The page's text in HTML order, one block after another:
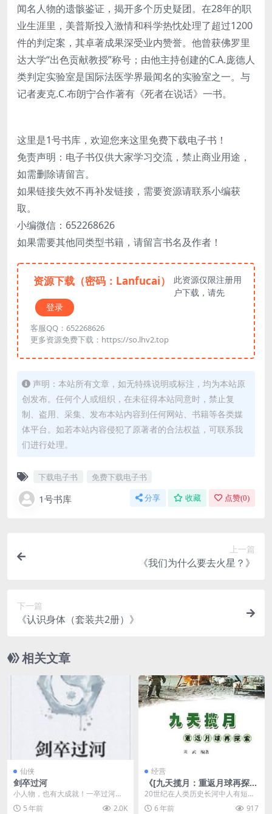
闻名人物的遗骸鉴证，揭开多个历史疑团。在28年的职
业生涯里，美普斯投入激情和科学热忱处理了超过1200
件的判定案，其卓著成果深受业内赞誉。他曾获佛罗里
达大学“出色贡献教授”称号；由他主持创建的C.A.庞德人
类判定实验室是国际法医学界最闻名的实验室之一。与
记者麦克.C.布朗宁合作著有《死者在说话》一书。
这里是1号书库，欢迎您来这里免费下载电子书！
免责声明：电子书仅供大家学习交流，禁止商业用途，
如需删除请留言。
如果链接失效不再补发链接，需要资源请联系小编获
取。
小编微信：652268626
如果需要其他同类型书籍，请留言书名及作者！
资源下载（密码：Lanfucai）
此资源仅限注册用
户下载，请先
登录
客服QQ：652268626
更多资源免费下载：https://so.lhv2.top
声明：本站所有文章，如无特殊说明或标注，均为本站原
创发布。任何个人或组织，在未征得本站同意时，禁止复
制、盗用、采集、发布本站内容到任何网站、书籍等各类媒
体平台。如若本站内容侵犯了原著者的合法权益，可联系我
们进行处理。
下载电子书 免费下载电子书
1号书库 分享 收藏 点赞(0)
上一篇
《我们为什么要去火星？》
下一篇
《认识身体（套装共2册）》
相关文章
仙侠
剑卒过河
小人物，也有大成就！一卒过河，
有进无退！一剑在手，再铸辉煌！
本书vip群号：96...
5 年前 2.0K
经营
《[九天揽月：重返月球再探
索]》
20世纪在人类历史长河中人有短暂
的一刻，可是对人类社会的发展来
说，却是一个转折点...
6 年前 917